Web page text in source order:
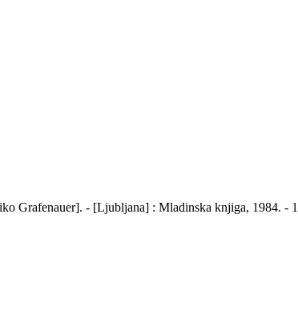
Grafenauer]. - [Ljubljana] : Mladinska knjiga, 1984. -